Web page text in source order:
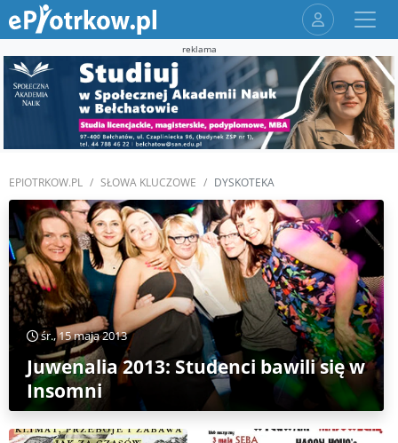
reklama
EPIOTRKOW.PL SŁOWA KLUCZOWE DYSKOTEKA
śr., 15 maja 2013
Juwenalia 2013: Studenci bawili się w
Insomni